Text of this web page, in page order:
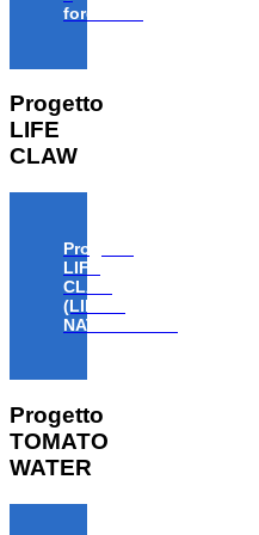
forestale”
Progetto
LIFE
CLAW
Progetto
LIFE
CLAW
(LIFE18
NAT/IT/000806)
Progetto
TOMATO
WATER